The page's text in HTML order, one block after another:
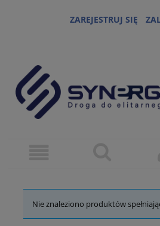
ZAREJESTRUJ SIĘ
Nie znaleziono produktów